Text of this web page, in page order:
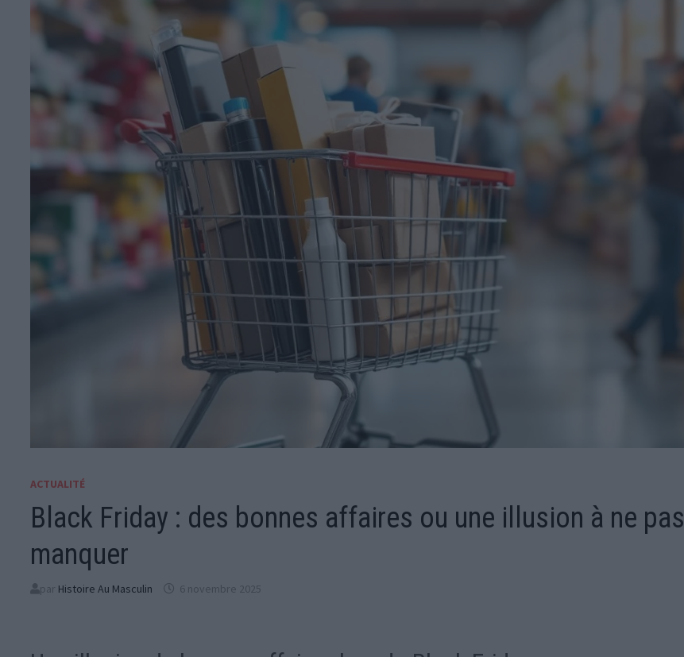
ACTUALITÉ
Black Friday : des bonnes affaires ou une illusion à ne pas
manquer
par Histoire Au Masculin 6 novembre 2025